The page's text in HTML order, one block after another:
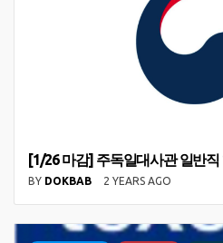
[1/26 마감] 주독일대사관 일반
BY DOKBAB 2 YEARS AGO